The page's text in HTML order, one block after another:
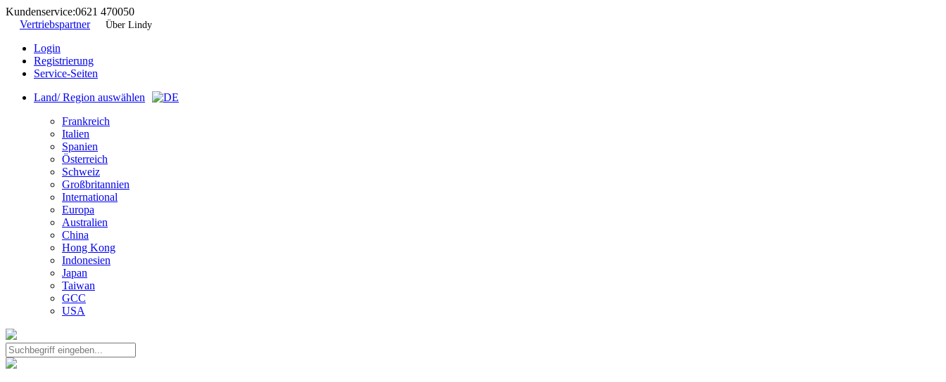
Kundenservice:0621 470050
Vertriebspartner
Über Lindy
Login
Registrierung
Service-Seiten
Land/ Region auswählen
Frankreich
Italien
Spanien
Österreich
Schweiz
Großbritannien
International
Europa
Australien
China
Hong Kong
Indonesien
Japan
Taiwan
GCC
USA